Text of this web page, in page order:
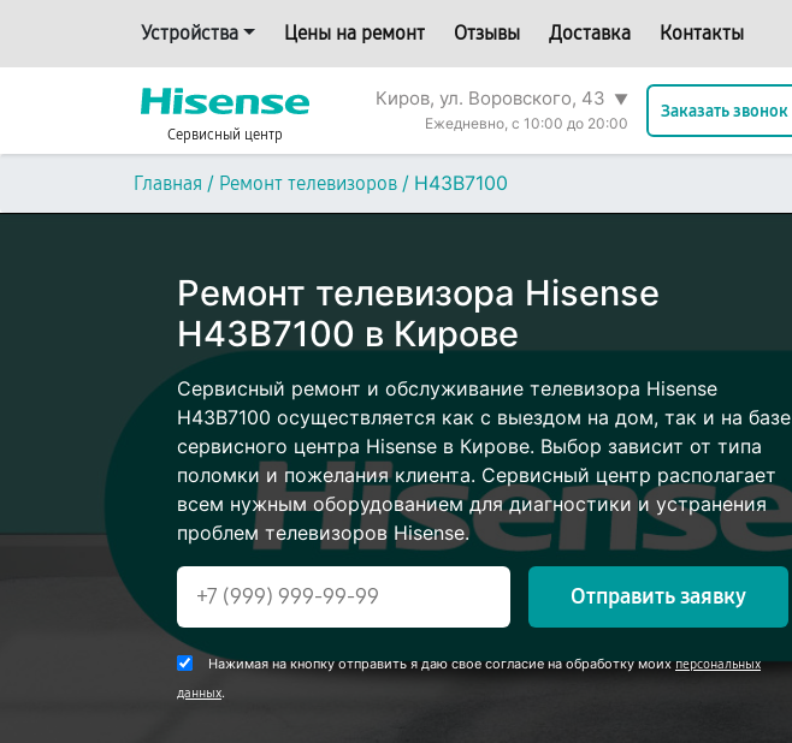
Устройства Цены на ремонт Отзывы Доставка Контакты
Сервисный центр
Киров, ул. Воровского, 43 ▼
Ежедневно, с 10:00 до 20:00
Заказать звонок
Главная / Ремонт телевизоров / H43B7100
Ремонт телевизора Hisense
H43B7100 в Кирове
Сервисный ремонт и обслуживание телевизора Hisense
H43B7100 осуществляется как с выездом на дом, так и на базе
сервисного центра Hisense в Кирове. Выбор зависит от типа
поломки и пожелания клиента. Сервисный центр располагает
всем нужным оборудованием для диагностики и устранения
проблем телевизоров Hisense.
Отправить заявку
Нажимая на кнопку отправить я даю свое согласие на обработку моихперсональных
данных.